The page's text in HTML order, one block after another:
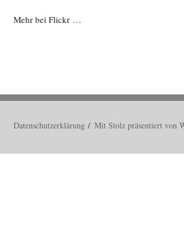
Mehr bei Flickr …
Datenschutzerklärung Mit Stolz präsentiert von